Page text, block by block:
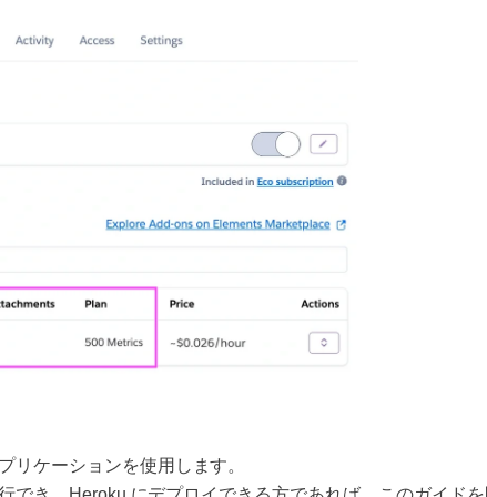
リケーションを使用します。